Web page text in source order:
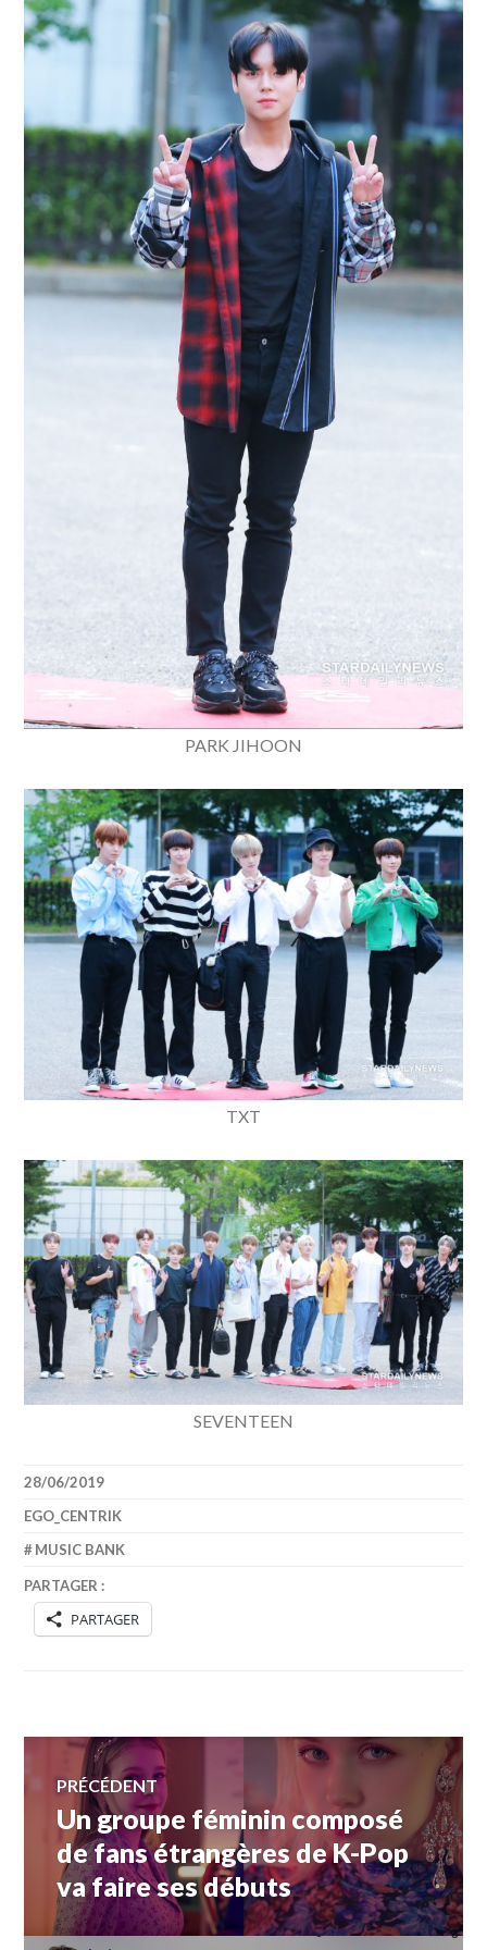
PARK JIHOON
TXT
SEVENTEEN
28/06/2019
EGO_CENTRIK
MUSIC BANK
PARTAGER :
PARTAGER
Navigation
de
l’article
PRÉCÉDENT
Article
précédent :
Un groupe féminin composé
de fans étrangères de K-Pop
va faire ses débuts